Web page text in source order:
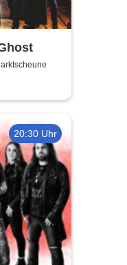
20:30 Uhr